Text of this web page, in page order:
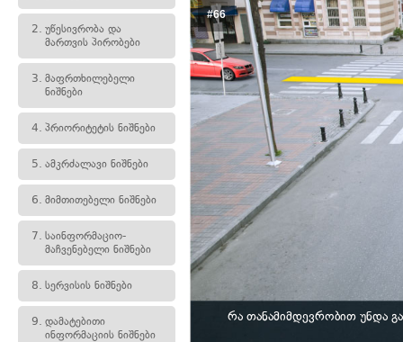
2. უწესივრობა და
მართვის პირობები
3. მაფრთხილებელი
ნიშნები
4. პრიორიტეტის ნიშნები
5. ამკრძალავი ნიშნები
6. მიმთითებელი ნიშნები
7. საინფორმაციო-
მაჩვენებელი ნიშნები
8. სერვისის ნიშნები
9. დამატებითი
ინფორმაციის ნიშნები
#66
რა თანამიმდევრობით უნდა